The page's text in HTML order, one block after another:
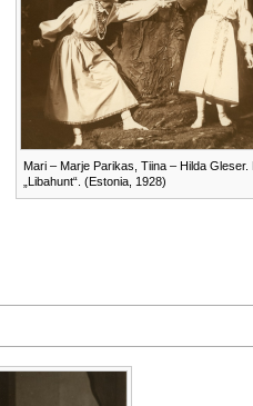
Mari – Marje Parikas, Tiina – Hilda Gleser.
„Libahunt“. (Estonia, 1928)